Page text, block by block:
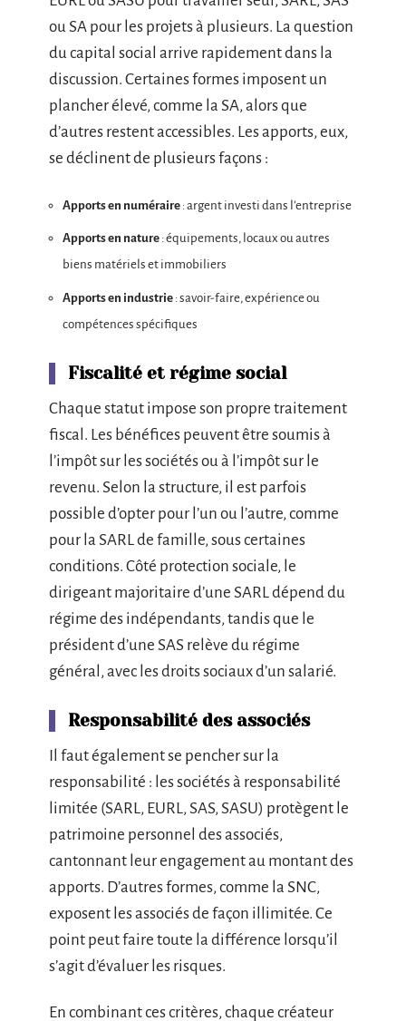
ou SA pour les projets à plusieurs. La question
du capital social arrive rapidement dans la
discussion. Certaines formes imposent un
plancher élevé, comme la SA, alors que
d’autres restent accessibles. Les apports, eux,
se déclinent de plusieurs façons :
Apports en numéraire : argent investi dans l’entreprise
Apports en nature : équipements, locaux ou autres
biens matériels et immobiliers
Apports en industrie : savoir-faire, expérience ou
compétences spécifiques
Fiscalité et régime social
Chaque statut impose son propre traitement
fiscal. Les bénéfices peuvent être soumis à
l’impôt sur les sociétés ou à l’impôt sur le
revenu. Selon la structure, il est parfois
possible d’opter pour l’un ou l’autre, comme
pour la SARL de famille, sous certaines
conditions. Côté protection sociale, le
dirigeant majoritaire d’une SARL dépend du
régime des indépendants, tandis que le
président d’une SAS relève du régime
général, avec les droits sociaux d’un salarié.
Responsabilité des associés
Il faut également se pencher sur la
responsabilité : les sociétés à responsabilité
limitée (SARL, EURL, SAS, SASU) protègent le
patrimoine personnel des associés,
cantonnant leur engagement au montant des
apports. D’autres formes, comme la SNC,
exposent les associés de façon illimitée. Ce
point peut faire toute la différence lorsqu’il
s’agit d’évaluer les risques.
En combinant ces critères, chaque créateur